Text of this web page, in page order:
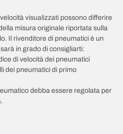
visualizzati possono differire
misura originale riportata sulla
Il rivenditore di pneumatici è un
in grado di consigliarti:
di velocità dei pneumatici
dei pneumatici di primo
debba essere regolata per